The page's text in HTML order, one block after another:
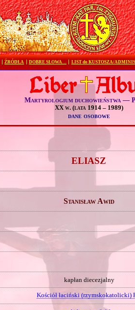
ŹRÓDŁA DOBRE SŁOWA… LIST do KUSTOSZA/
Martyrologium duchowieństwa —
XX w. (lata 1914 – 1989)
dane osobowe
ELIASZ
Stanisław Awid
kapłan diecezjalny
Kościół łaciński (rzymskokatolicki)